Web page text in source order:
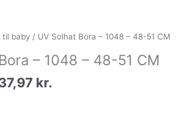
til baby / UV Solhat Bora – 1048 – 48-51 CM
– 1048 – 48-51 CM
kr.